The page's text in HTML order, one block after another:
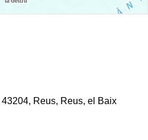
Reus, Reus, el Baix